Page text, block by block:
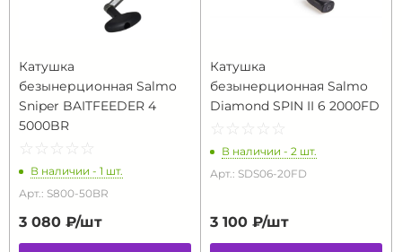
Катушка
безынерционная Salmo
Sniper BAITFEEDER 4
5000BR
☆ ☆ ☆ ☆ ☆
★ ★ ★ ★ ★
В наличии - 1 шт.
Арт.: S800-50BR
3 080 ₽/шт
Катушка
безынерционная Salmo
Diamond SPIN II 6 2000FD
☆ ☆ ☆ ☆ ☆
★ ★ ★ ★ ★
В наличии - 2 шт.
Арт.: SDS06-20FD
3 100 ₽/шт